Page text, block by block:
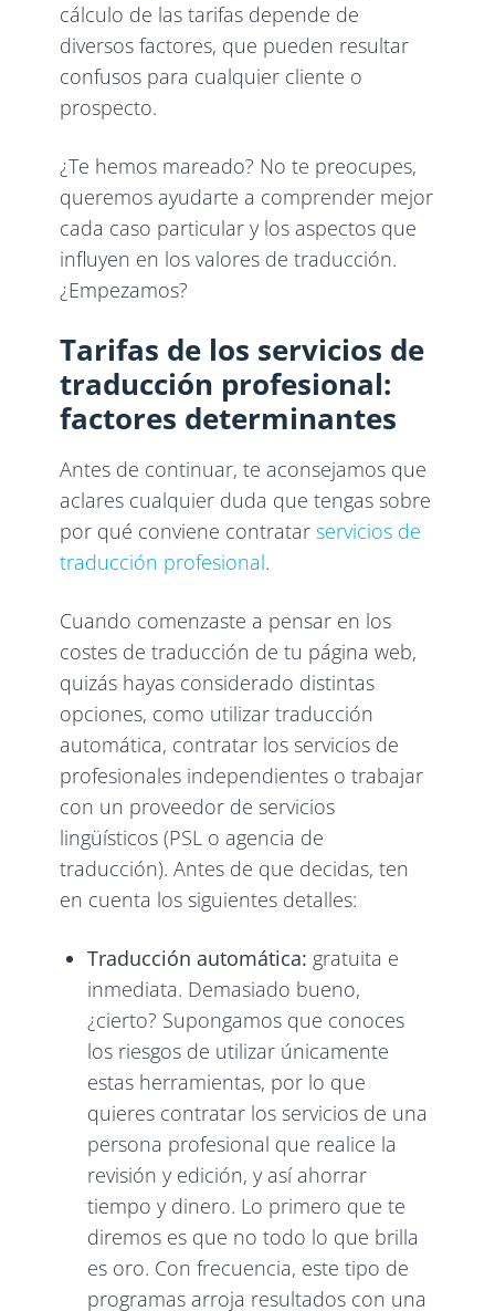
cálculo de las tarifas depende de
diversos factores, que pueden resultar
confusos para cualquier cliente o
prospecto.
¿Te hemos mareado? No te preocupes,
queremos ayudarte a comprender mejor
cada caso particular y los aspectos que
influyen en los valores de traducción.
¿Empezamos?
Tarifas de los servicios de
traducción profesional:
factores determinantes
Antes de continuar, te aconsejamos que
aclares cualquier duda que tengas sobre
por qué conviene contratar servicios de
traducción profesional.
Cuando comenzaste a pensar en los
costes de traducción de tu página web,
quizás hayas considerado distintas
opciones, como utilizar traducción
automática, contratar los servicios de
profesionales independientes o trabajar
con un proveedor de servicios
lingüísticos (PSL o agencia de
traducción). Antes de que decidas, ten
en cuenta los siguientes detalles:
Traducción automática: gratuita e
inmediata. Demasiado bueno,
¿cierto? Supongamos que conoces
los riesgos de utilizar únicamente
estas herramientas, por lo que
quieres contratar los servicios de una
persona profesional que realice la
revisión y edición, y así ahorrar
tiempo y dinero. Lo primero que te
diremos es que no todo lo que brilla
es oro. Con frecuencia, este tipo de
programas arroja resultados con una